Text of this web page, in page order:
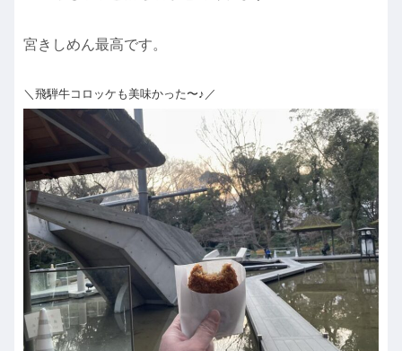
宮きしめん最高です。
＼飛騨牛コロッケも美味かった〜♪／